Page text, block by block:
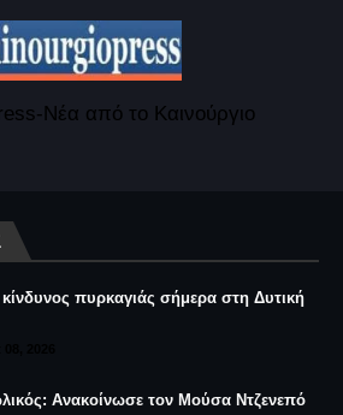
Νέα από το Καινούργιο
πυρκαγιάς σήμερα στη Δυτική
Ανακοίνωσε τον Μούσα Ντζενεπό